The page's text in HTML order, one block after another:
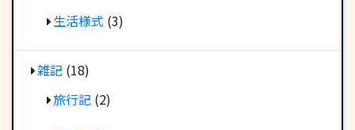
生活様式 (3)
雑記 (18)
旅行記 (2)